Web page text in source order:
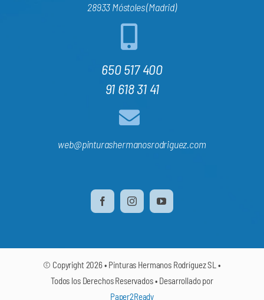
28933 Móstoles (Madrid)
650 517 400
91 618 31 41
web@pinturashermanosrodriguez.com
© Copyright 2026 • Pinturas Hermanos Rodríguez SL •
Todos los Derechos Reservados • Desarrollado por
Paper2Ready